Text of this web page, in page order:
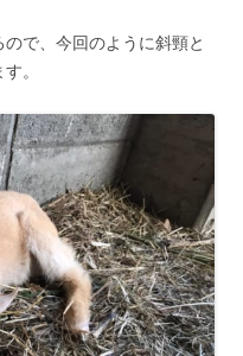
で、今回のように斜頸と
。